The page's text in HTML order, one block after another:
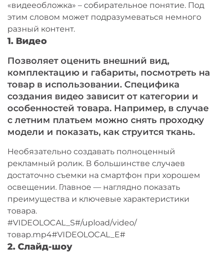
«видееобложка» – собирательное понятие. Под
этим словом может подразумеваться немного
разный контент.
1. Видео
Позволяет оценить внешний вид,
комплектацию и габариты, посмотреть на
товар в использовании. Специфика
создания видео зависит от категории и
особенностей товара. Например, в случае
с летним платьем можно снять проходку
модели и показать, как струится ткань.
Необязательно создавать полноценный
рекламный ролик. В большинстве случаев
достаточно съемки на смартфон при хорошем
освещении. Главное — наглядно показать
преимущества и ключевые характеристики
товара.
#VIDEOLOCAL_S#/upload/video/
товар.mp4#VIDEOLOCAL_E#
2. Слайд-шоу